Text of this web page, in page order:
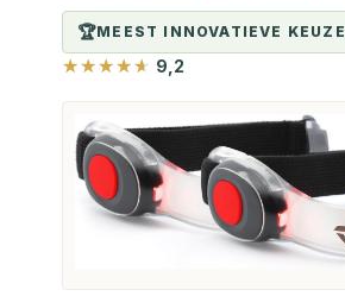
MEEST INNOVATIEVE KEUZE
9,2